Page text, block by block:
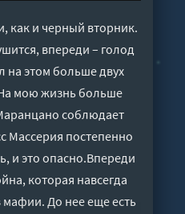
как и черный вторник.
впереди – голод
на этом больше двух
мою жизнь больше
соблюдает
Массерия постепенно
и это опасно.Впереди
которая навсегда
До нее еще есть